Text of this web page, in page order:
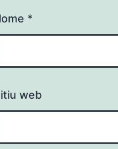
*
web